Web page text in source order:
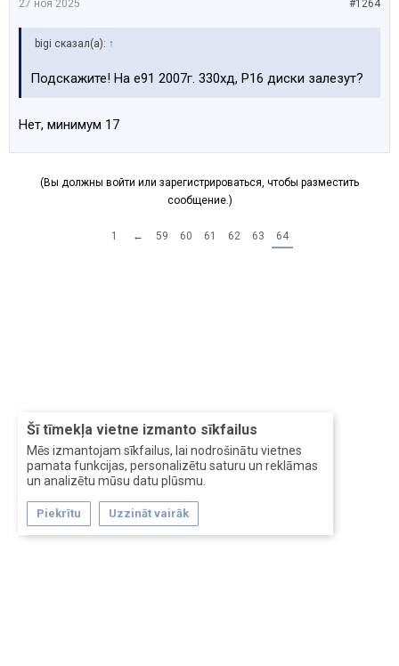
Šī tīmekļa vietne izmanto sīkfailus
Mēs izmantojam sīkfailus, lai nodrošinātu vietnes
pamata funkcijas, personalizētu saturu un reklāmas
un analizētu mūsu datu plūsmu.
Piekrītu Uzzināt vairāk
#1264
27 ноя 2025
bigi сказал(а): ↑
Подскажите! На е91 2007г. 330хд, Р16 диски залезут?
Нет, минимум 17
(Вы должны войти или зарегистрироваться, чтобы разместить
сообщение.)
1 ← 59 60 61 62 63 64